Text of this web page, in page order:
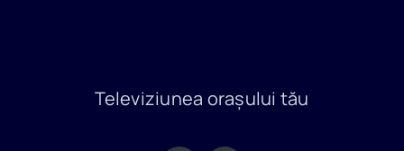
Televiziunea orașului tău